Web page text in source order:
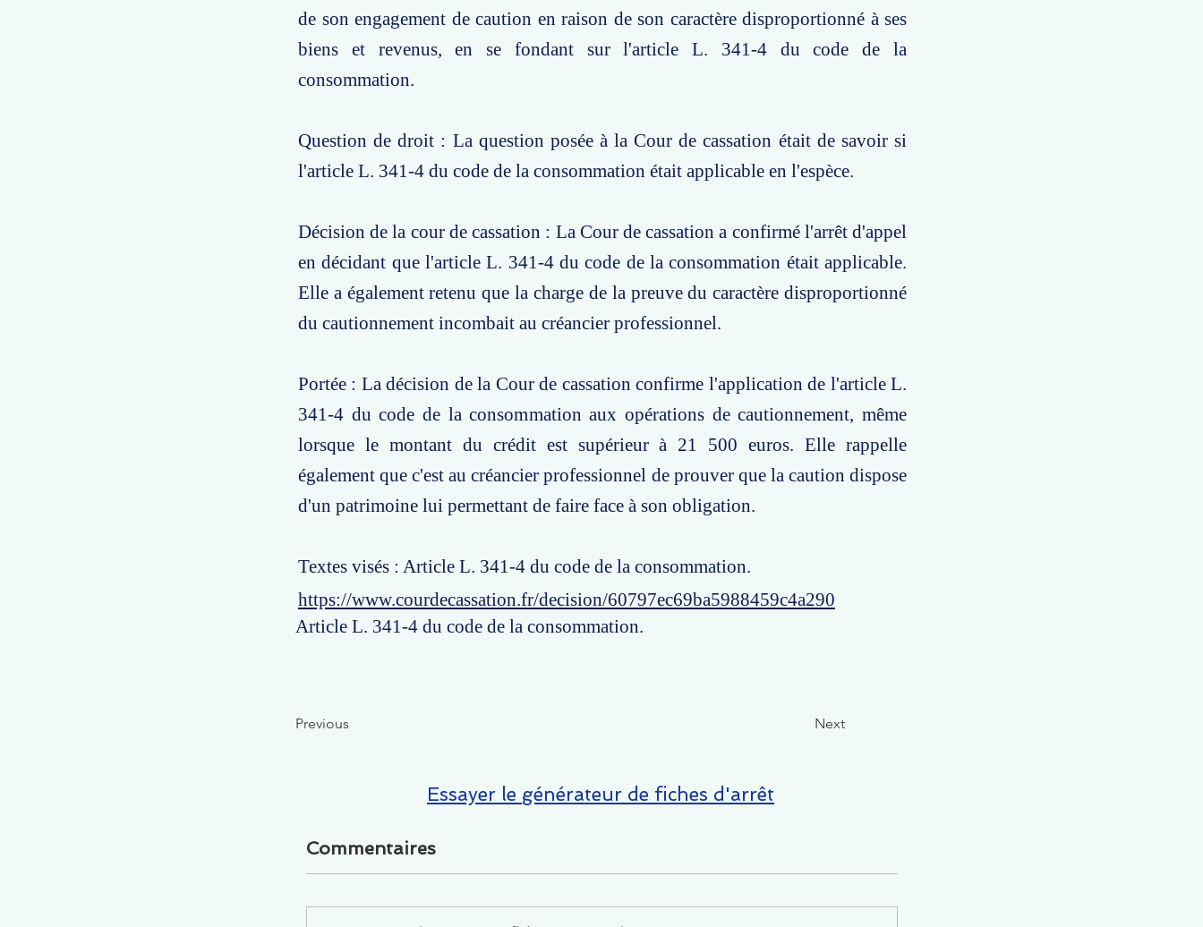
de son engagement de caution en raison de son caractère disproportionné à ses
biens et revenus, en se fondant sur l'article L. 341-4 du code de la
consommation.
Question de droit : La question posée à la Cour de cassation était de savoir si
l'article L. 341-4 du code de la consommation était applicable en l'espèce.
Décision de la cour de cassation : La Cour de cassation a confirmé l'arrêt d'appel
en décidant que l'article L. 341-4 du code de la consommation était applicable.
Elle a également retenu que la charge de la preuve du caractère disproportionné
du cautionnement incombait au créancier professionnel.
Portée : La décision de la Cour de cassation confirme l'application de l'article L.
341-4 du code de la consommation aux opérations de cautionnement, même
lorsque le montant du crédit est supérieur à 21 500 euros. Elle rappelle
également que c'est au créancier professionnel de prouver que la caution dispose
d'un patrimoine lui permettant de faire face à son obligation.
Textes visés : Article L. 341-4 du code de la consommation.
https://www.courdecassation.fr/decision/60797ec69ba5988459c4a290
Article L. 341-4 du code de la consommation.
Previous Next
Essayer le générateur de fiches d'arrêt
Commentaires